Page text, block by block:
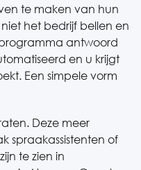
te maken van hun
het bedrijf bellen en
antwoord
en u krijgt
Een simpele vorm
Deze meer
spraakassistenten of
te zien in